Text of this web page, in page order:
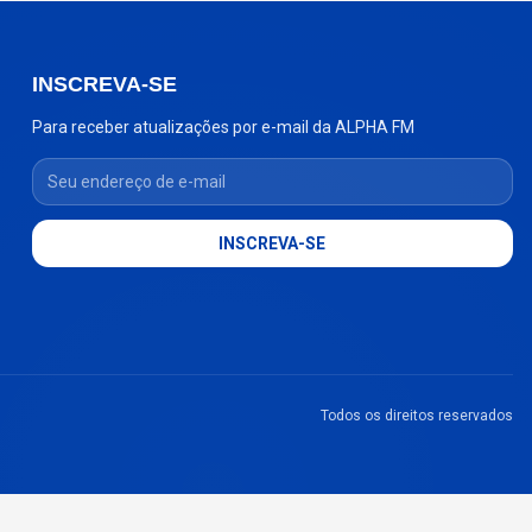
INSCREVA-SE
Para receber atualizações por e-mail da ALPHA FM
Seu endereço de e-mail
INSCREVA-SE
Todos os direitos reservados